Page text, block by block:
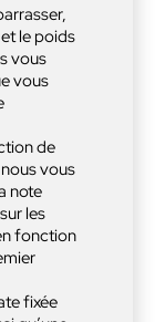
le poids
vous
vous
de
vous
note
les
fonction
fixée